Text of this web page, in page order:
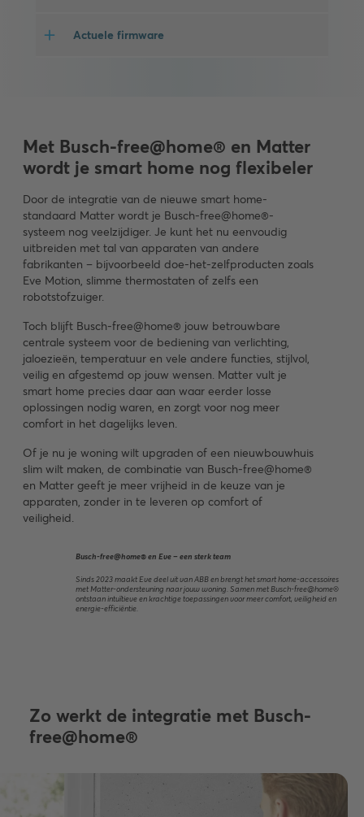
Actuele firmware
Met Busch-free@home® en Matter
wordt je smart home nog flexibeler
Door de integratie van de nieuwe smart home-
standaard Matter wordt je Busch-free@home®-
systeem nog veelzijdiger. Je kunt het nu eenvoudig
uitbreiden met tal van apparaten van andere
fabrikanten – bijvoorbeeld doe-het-zelfproducten zoals
Eve Motion, slimme thermostaten of zelfs een
robotstofzuiger.
Toch blijft Busch-free@home® jouw betrouwbare
centrale systeem voor de bediening van verlichting,
jaloezieën, temperatuur en vele andere functies, stijlvol,
veilig en afgestemd op jouw wensen. Matter vult je
smart home precies daar aan waar eerder losse
oplossingen nodig waren, en zorgt voor nog meer
comfort in het dagelijks leven.
Of je nu je woning wilt upgraden of een nieuwbouwhuis
slim wilt maken, de combinatie van Busch-free@home®
en Matter geeft je meer vrijheid in de keuze van je
apparaten, zonder in te leveren op comfort of
veiligheid.
Busch-free@home® en Eve – een sterk team
Sinds 2023 maakt Eve deel uit van ABB en brengt het smart home-accessoires
met Matter-ondersteuning naar jouw woning. Samen met Busch-free@home®
ontstaan intuïtieve en krachtige toepassingen voor meer comfort, veiligheid en
energie-efficiëntie.
Zo werkt de integratie met Busch-
free@home®